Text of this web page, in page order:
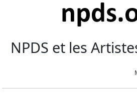
NPDS et les